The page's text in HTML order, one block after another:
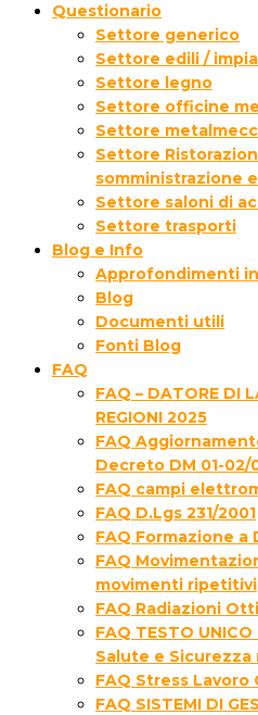
Questionario
Settore generico
Settore edili /
Settore legno
Settore officine
Settore
Settore
somministrazione
Settore saloni di
Settore trasporti
Blog e Info
Approfondimenti
Blog
Documenti utili
Fonti Blog
FAQ
FAQ – DATORE DI
REGIONI 2025
FAQ
Decreto DM 01-02/
FAQ campi
FAQ D.Lgs 231/2001
FAQ Formazione a
FAQ
movimenti ripetitivi
FAQ Radiazioni
FAQ TESTO
Salute e
FAQ Stress Lavoro
FAQ SISTEMI DI